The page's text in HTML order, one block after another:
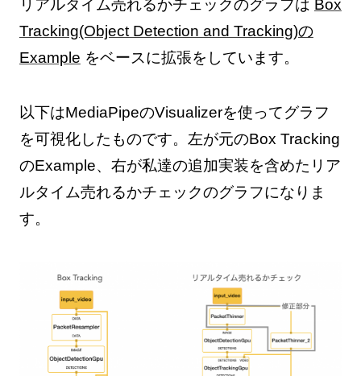
リアルタイム売れるかチェックのグラフは Box
Tracking(Object Detection and Tracking)の
Example をベースに拡張をしています。
以下はMediaPipeのVisualizerを使ってグラフ
を可視化したものです。左が元のBox Tracking
のExample、右が私達の追加実装を含めたリア
ルタイム売れるかチェックのグラフになりま
す。